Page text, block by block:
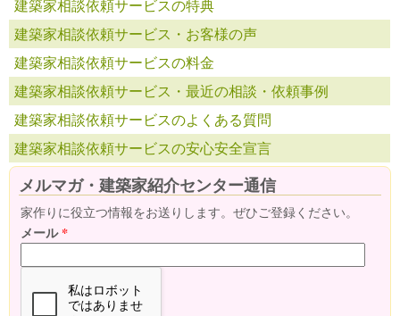
建築家相談依頼サービスの特典
建築家相談依頼サービス・お客様の声
建築家相談依頼サービスの料金
建築家相談依頼サービス・最近の相談・依頼事例
建築家相談依頼サービスのよくある質問
建築家相談依頼サービスの安心安全宣言
メルマガ・建築家紹介センター通信
家作りに役立つ情報をお送りします。ぜひご登録ください。
メール*